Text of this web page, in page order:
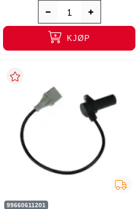
KJØP
99660611201